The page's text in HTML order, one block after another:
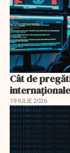
Cât de
19 IULIE 2026